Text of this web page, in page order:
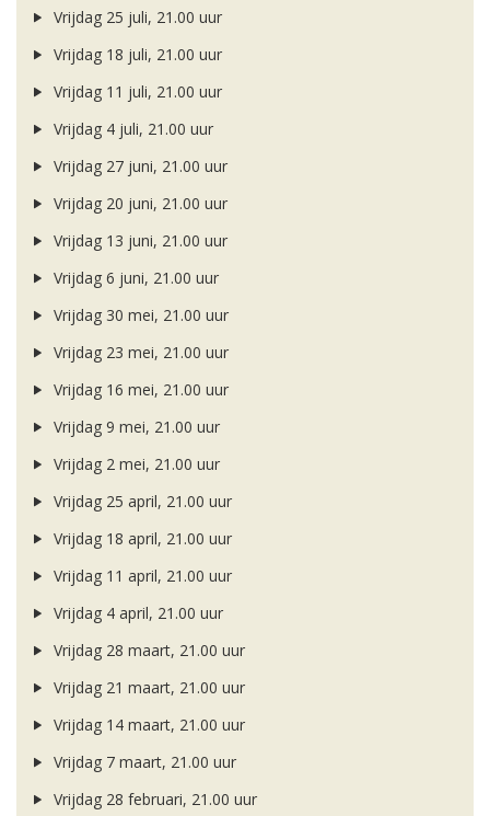
Vrijdag 25 juli, 21.00 uur
Vrijdag 18 juli, 21.00 uur
Vrijdag 11 juli, 21.00 uur
Vrijdag 4 juli, 21.00 uur
Vrijdag 27 juni, 21.00 uur
Vrijdag 20 juni, 21.00 uur
Vrijdag 13 juni, 21.00 uur
Vrijdag 6 juni, 21.00 uur
Vrijdag 30 mei, 21.00 uur
Vrijdag 23 mei, 21.00 uur
Vrijdag 16 mei, 21.00 uur
Vrijdag 9 mei, 21.00 uur
Vrijdag 2 mei, 21.00 uur
Vrijdag 25 april, 21.00 uur
Vrijdag 18 april, 21.00 uur
Vrijdag 11 april, 21.00 uur
Vrijdag 4 april, 21.00 uur
Vrijdag 28 maart, 21.00 uur
Vrijdag 21 maart, 21.00 uur
Vrijdag 14 maart, 21.00 uur
Vrijdag 7 maart, 21.00 uur
Vrijdag 28 februari, 21.00 uur